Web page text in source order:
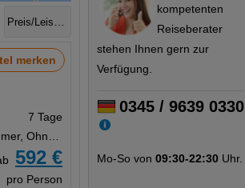
kompetenten
Reiseberater
stehen Ihnen gern zur
Verfügung.
0345 / 9639 0330
Mo-So von 09:30-22:30 Uhr.
Preis/Leistung
merken
7 Tage
Doppelzimmer, Ohne Verpflegung
592 €
pro Person